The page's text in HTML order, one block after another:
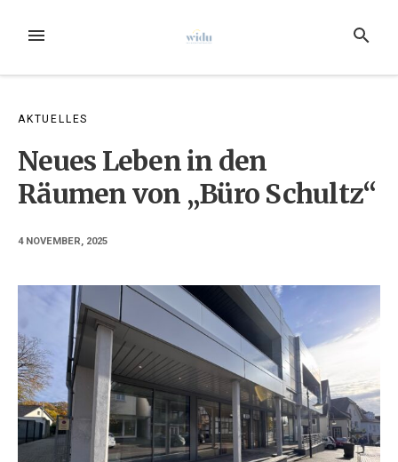
InhaltMENÜ SUCHE
AKTUELLES
Neues Leben in den
Räumen von „Büro Schultz“
4 NOVEMBER, 2025